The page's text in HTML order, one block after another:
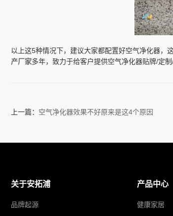
以上这5种情况下，建议大家都配置好空气净化器，
产厂家多年，致力于给客户提供空气净化器贴牌/定
上一篇： 空气净化器效果不好原来是这4个原因
关于安拓浦
品牌起源
产品中心
健康家居